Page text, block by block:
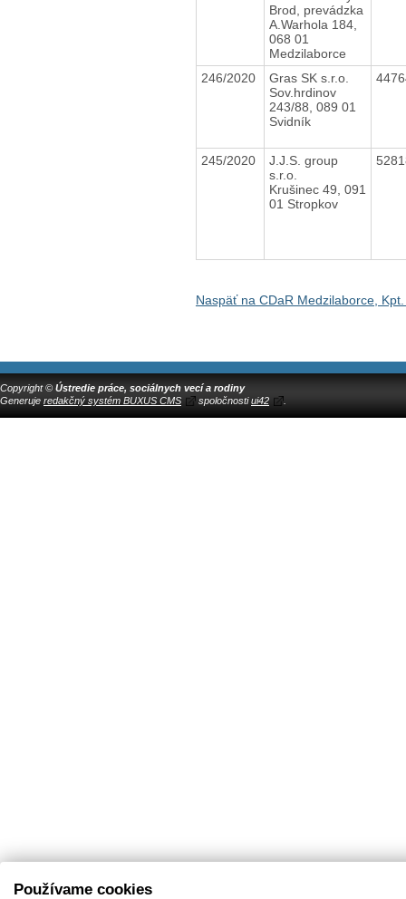
Brod, prevádzka
A.Warhola 184,
068 01
Medzilaborce
246/2020
Gras SK s.r.o.
Sov.hrdinov
243/88, 089 01
Svidník
245/2020
J.J.S. group
s.r.o.
Krušinec 49, 091
01 Stropkov
Naspäť na CDaR Medzilaborce,
Copyright © Ústredie práce, sociálnych vecí a rodiny
Generuje redakčný systém BUXUS CMS spoločnostiui42
Používame cookies